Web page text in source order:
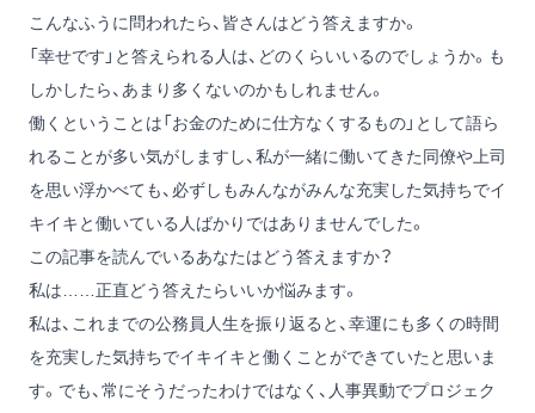
こんなふうに問われたら、皆さんはどう答えますか。
「幸せです」と答えられる人は、どのくらいいるのでしょうか。も
しかしたら、あまり多くないのかもしれません。
働くということは「お金のために仕方なくするもの」として語ら
れることが多い気がしますし、私が一緒に働いてきた同僚や上司
を思い浮かべても、必ずしもみんながみんな充実した気持ちでイ
キイキと働いている人ばかりではありませんでした。
この記事を読んでいるあなたはどう答えますか？
私は……正直どう答えたらいいか悩みます。
私は、これまでの公務員人生を振り返ると、幸運にも多くの時間
を充実した気持ちでイキイキと働くことができていたと思いま
す。でも、常にそうだったわけではなく、人事異動でプロジェク